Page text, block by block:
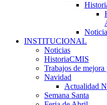
INSTITUCIONAL
Noticias
HistoriaCMIS
Trabajos de
Navidad
Actualidad
Semana Santa